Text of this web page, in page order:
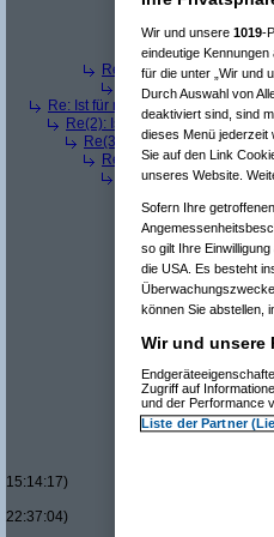
Re(6): Ist für mich
Re(7): Ist für
Re(4): Ist für mich ein
Re(5): Ist für mich ein
Re: Ist für mich ein Benzin- oder
Re(2): Ist für mich ein Benzin-
Re(3): Ist für mich ein
Re(4): Ist für mich ein
Re(5): Ist für mich ein
Re(7): Ist für
Re(8): Ist für
Re(9): Ist
Re(10):
Re(7): Ist für
Re(7): Ist für
Re(9): Ist
Re(10):
15:14:17)
22:37:04)
Wir und unsere 1019-
eindeutige
für die unter „Wir und
Durch Auswahl von
deaktiviert sind, sind
dieses Menü jederzeit
Sie auf den Link
unseres Website.
Sofern Ihre
so gilt Ihre
die USA. Es besteht
können Sie abstellen,
Wir und unsere
Zugriff auf
und der Performance
Liste der Partner